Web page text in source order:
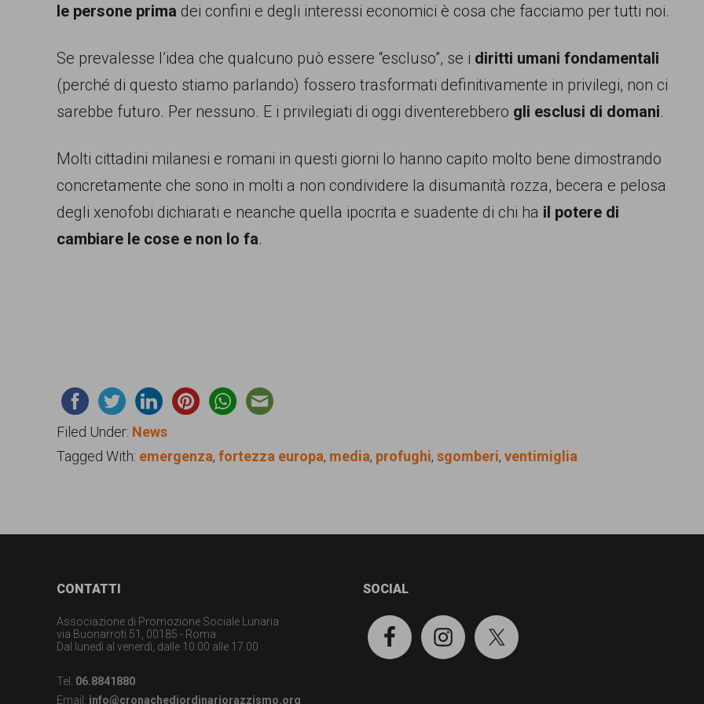
le persone prima dei confini e degli interessi economici è cosa che facciamo per tutti noi.
Se prevalesse l’idea che qualcuno può essere “escluso”, se i diritti umani fondamentali
(perché di questo stiamo parlando) fossero trasformati definitivamente in privilegi, non ci
sarebbe futuro. Per nessuno. E i privilegiati di oggi diventerebbero gli esclusi di domani.
Molti cittadini milanesi e romani in questi giorni lo hanno capito molto bene dimostrando
concretamente che sono in molti a non condividere la disumanità rozza, becera e pelosa
degli xenofobi dichiarati e neanche quella ipocrita e suadente di chi ha il potere di
cambiare le cose e non lo fa.
Filed Under: News
Tagged With: emergenza, fortezza europa, media, profughi, sgomberi, ventimiglia
FooterCONTATTI
Associazione di Promozione Sociale Lunaria
via Buonarroti 51, 00185 - Roma
Dal lunedì al venerdì, dalle 10.00 alle 17.00
Tel. 06.8841880
Email: info@cronachediordinariorazzismo.org
SOCIAL